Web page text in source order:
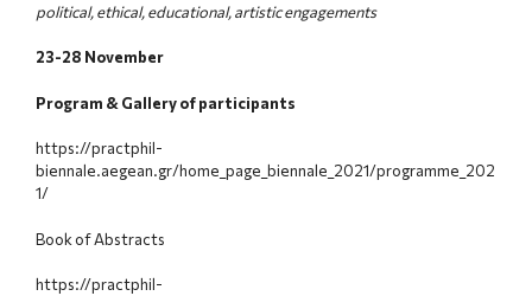
political, ethical, educational, artistic engagements
23-28 November
Program & Gallery of participants
https://practphil-
biennale.aegean.gr/home_page_biennale_2021/programme_202
1/
Book of Abstracts
https://practphil-